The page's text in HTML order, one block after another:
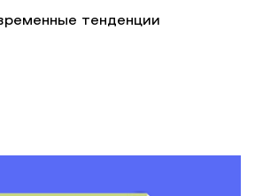
тенденции